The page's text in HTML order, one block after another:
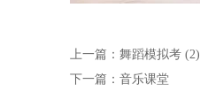
上一篇： 舞蹈模拟考 (2)
下一篇： 音乐课堂